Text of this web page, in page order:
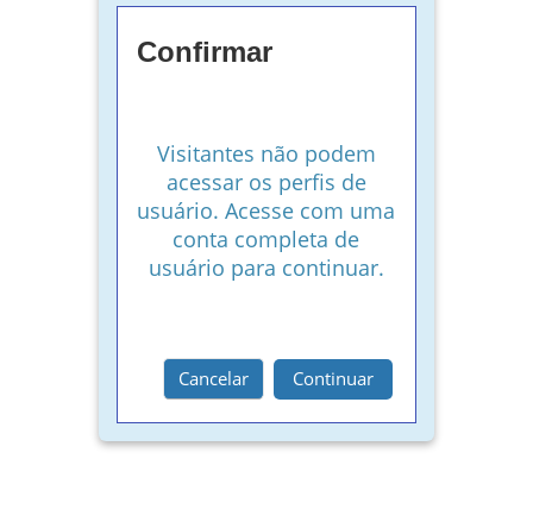
Confirmar
Visitantes não podem
acessar os perfis de
usuário. Acesse com uma
conta completa de
usuário para continuar.
Cancelar Continuar